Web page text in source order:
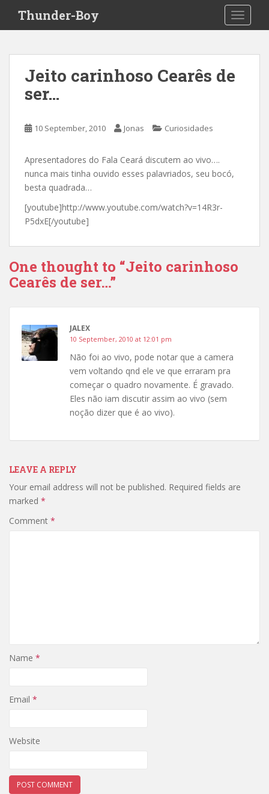
i
Thunder-Boy
Jeito carinhoso Cearês de
ser…
10 September, 2010 Jonas Curiosidades
Apresentadores do Fala Ceará discutem ao vivo….
nunca mais tinha ouvido esses palavriados, seu bocó,
besta quadrada…
[youtube]http://www.youtube.com/watch?v=14R3r-
P5dxE[/youtube]
One thought to “Jeito carinhoso
Cearês de ser…”
JALEX
10 September, 2010 at 12:01 pm
Não foi ao vivo, pode notar que a camera
vem voltando qnd ele ve que erraram pra
começar o quadro novamente. É gravado.
Eles não iam discutir assim ao vivo (sem
noção dizer que é ao vivo).
LEAVE A REPLY
Your email address will not be published. Required fields are
marked *
Comment *
Name *
Email *
Website